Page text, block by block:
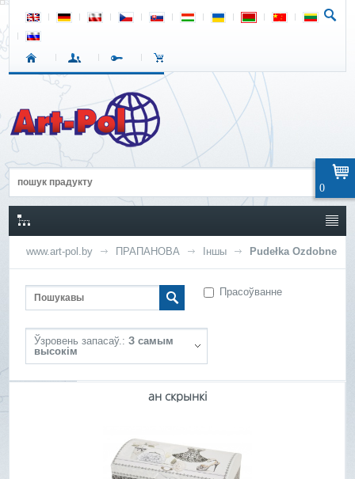
www.art-pol.by ПРАПАНОВА Іншы Pudełka Ozdobne
Прасоўванне
Ўзровень запасаў.: З самым
высокім
ан скрынкі
0